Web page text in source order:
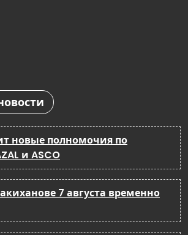
новые полномочия по
и ASCO
7 августа временно